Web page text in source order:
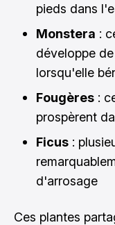
pieds dans
Monstera :
développe
lorsqu'elle
Fougères :
prospèrent
Ficus :
d'arrosage
Ces plantes